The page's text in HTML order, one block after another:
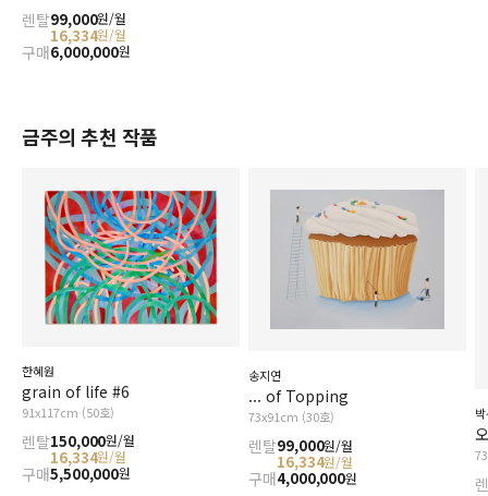
렌탈99,000원/월
16,334원/월
구매6,000,000원
금주의 추천 작품
한혜원
grain of life #6
91x117cm (50호)
렌탈150,000원/월
16,334원/월
구매5,500,000원
송지연
... of Topping
73x91cm (30호)
렌탈99,000원/월
16,334원/월
구매4,000,000원